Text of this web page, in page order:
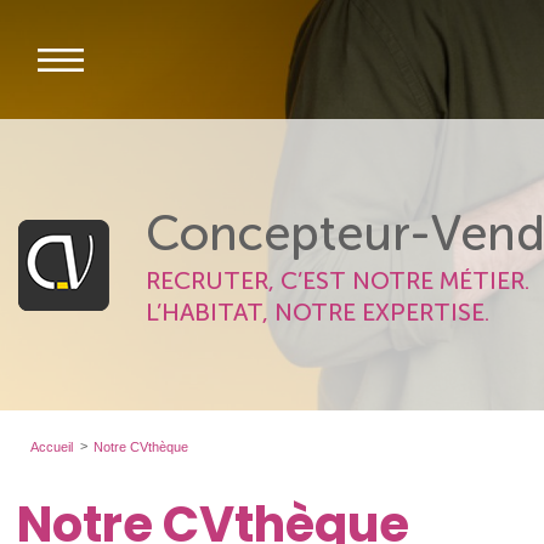
Concepteur-
RECRUTER, C’EST NOTRE MÉTIER.
L’HABITAT, NOTRE EXPERTISE.
Accueil Notre CVthèque
Notre CVthèque